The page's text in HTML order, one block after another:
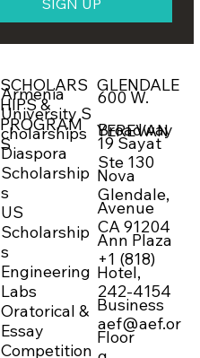
19 Sayat
Nova
Avenue
Ann Plaza
Hotel,
Business
Floor
YEREVAN
600 W.
Broadway
Ste 130
Glendale,
CA 91204
+1 (818)
242-4154
aef@aef.or
GLENDALE
Armenia
University S
cholarships
Diaspora
Scholarship
s
US
Scholarship
s
Engineering
Labs
Oratorical &
Essay
Competition
SCHOLARS
HIPS &
PROGRAM
S